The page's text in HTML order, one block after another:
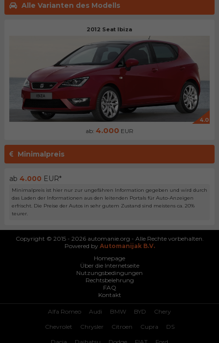
Alle Varianten des Modells
2012 Seat Ibiza
4.0
ab: 4.000 EUR
Minimalpreis
ab 4.000 EUR*
Minimalpreis ist hier nur zur ungefähren Information gegeben und wird durch
das Laden der Informationen aus den leitenden Portals für Auto-Anzeigen
erfrischt. Die Preise der Autos in sehr gutem Zustand sind meistens ca. 20%
teurer.
Copyright © 2015 - 2026 automanie.org - Alle Rechte vorbehalten.
Powered by Automanijak B.V.
Homepage
Über die Internetseite
Nutzungsbedingungen
Rechtsbelehrung
FAQ
Kontakt
Alfa Romeo Audi BMW BYD Chery
Chevrolet Chrysler Citroen Cupra DS